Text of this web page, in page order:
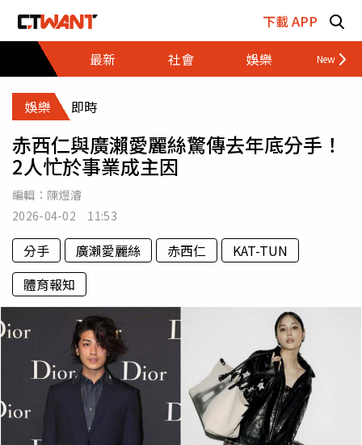
下載 APP
最新
社會 娛樂 財經
娛樂 即時
赤西仁與廣瀨愛麗絲驚傳去年底分手！
2人忙於事業成主因
編輯： 陳煜濬
2026-04-02 11:53
分手 廣瀨愛麗絲 赤西仁
KAT-TUN
體育報知